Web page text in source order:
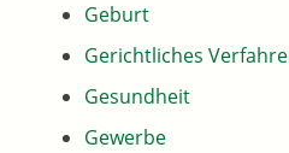
Geburt
Gerichtliches
Gesundheit
Gewerbe